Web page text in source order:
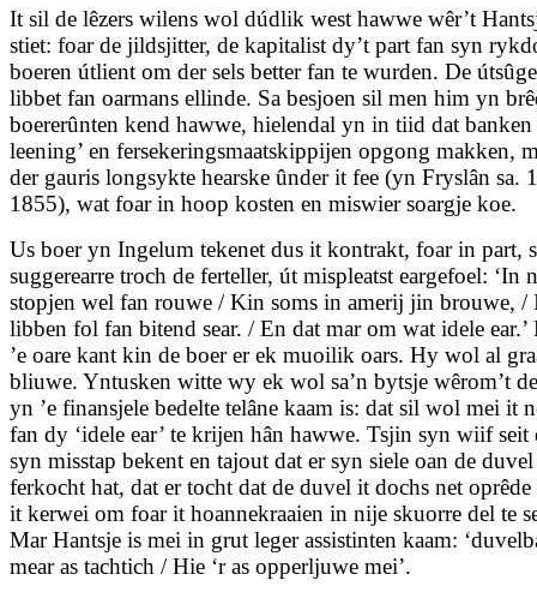
It sil de lêzers wilens wol dúdlik west hawwe wêr’t
stiet: foar de jildsjitter, de kapitalist dy’t part fan syn
boeren útlient om der sels better fan te wurden. De
libbet fan oarmans ellinde. Sa besjoen sil men him yn
boererûnten kend hawwe, hielendal yn in tiid dat banken
leening’ en fersekeringsmaatskippijen opgong makken,
der gauris longsykte hearske ûnder it fee (yn Fryslân sa.
1855), wat foar in hoop kosten en miswier soargje koe.
Us boer yn Ingelum tekenet dus it kontrakt, foar in part,
suggerearre troch de ferteller, út mispleatst eargefoel: ‘In
stopjen wel fan rouwe / Kin soms in amerij jin brouwe, /
libben fol fan bitend sear. / En dat mar om wat idele ear.’
’e oare kant kin de boer er ek muoilik oars. Hy wol al
bliuwe. Yntusken witte wy ek wol sa’n bytsje wêrom’t
yn ’e finansjele bedelte telâne kaam is: dat sil wol mei it
fan dy ‘idele ear’ te krijen hân hawwe. Tsjin syn wiif seit
syn misstap bekent en tajout dat er syn siele oan de duvel
ferkocht hat, dat er tocht dat de duvel it dochs net oprêde
it kerwei om foar it hoannekraaien in nije skuorre del te
Mar Hantsje is mei in grut leger assistinten kaam:
mear as tachtich / Hie ‘r as opperljuwe mei’.